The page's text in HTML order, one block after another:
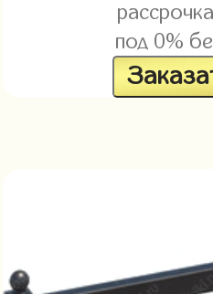
рассрочка
под 0%